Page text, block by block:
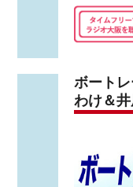
ボート
わけ＆井